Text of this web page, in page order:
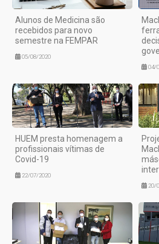
Alunos de Medicina são
recebidos para novo
semestre na FEMPAR
05/08/2020
04/
HUEM presta homenagem a
profissionais vítimas de
Covid-19
22/07/2020
20/